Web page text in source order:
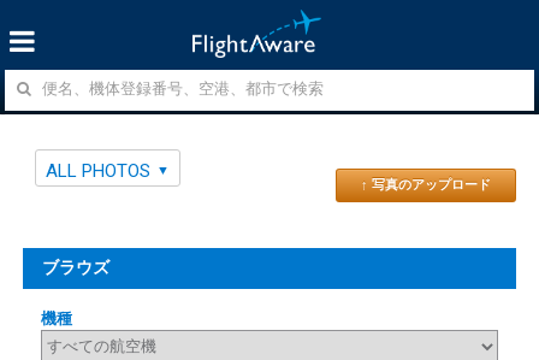
ALL PHOTOS
↑ 写真のアップロード
ブラウズ
機種